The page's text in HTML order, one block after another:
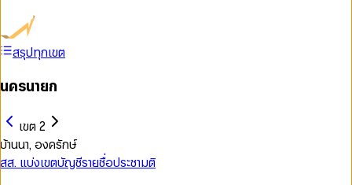
สรุปทุกเขต
นครนายก
เขต 2
บ้านนา, องครักษ์
สส. แบ่งเขตบัญชีรายชื่อประชามติ